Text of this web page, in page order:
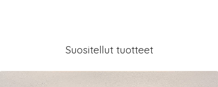
Suositellut tuotteet